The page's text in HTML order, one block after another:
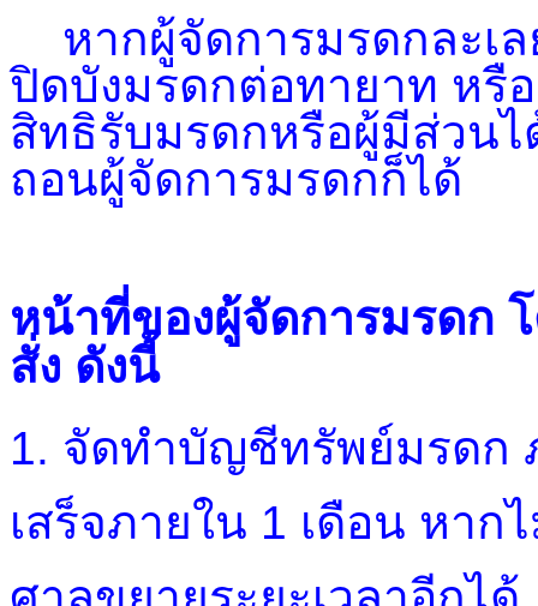
หากผู้จัดการมรดกละเ
ปิดบังมรดกต่อทายาท หรื
สิทธิรับมรดกหรือผู้มีส่วนไ
ถอนผู้จัดการมรดกก็ได้
หน้าที่ของผู้จัดการมรดก
สั่ง ดังนี้
1. จัดทำบัญชีทรัพย์มรดก
เสร็จภายใน 1 เดือน หา